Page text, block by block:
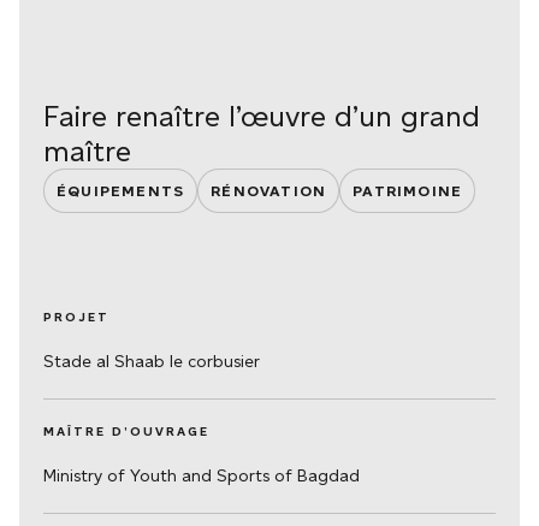
Faire renaître l’œuvre d’un grand
maître
ÉQUIPEMENTS RÉNOVATION PATRIMOINE
PROJET
Stade al Shaab le corbusier
MAÎTRE D’OUVRAGE
Ministry of Youth and Sports of Bagdad